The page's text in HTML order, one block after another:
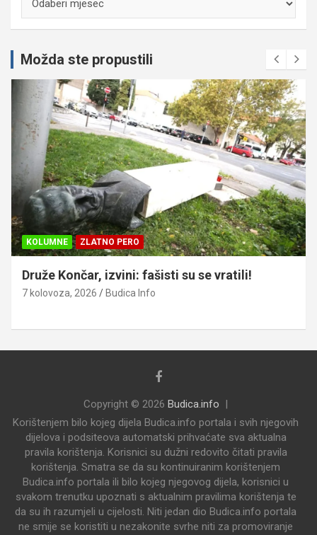
Možda ste propustili
KOLUMNE ZLATNO PERO
Druže Končar, izvini: fašisti su se vratili!
7 kolovoza, 2026 Budica Info
Copyright © 2026 Budica.info
Korištenjem bilo kojeg dijela Budica.info portala i svih njegovih
dijelova i podsiteova automatski prihvaćate sva aktualna
pravila korištenja. Korisnici su dužni redovito čitati pravila
korištenja. Smatra se da su kontinuiranim korištenjem
Budica.info portala ili bilo kojeg njegovog dijela, korisnici u
svakom trenutku upoznati s aktualnim pravilima korištenja te
da su ih razumjeli u cijelosti. Niti jedan dio Budica.info portala
ne smije se koristiti u nezakonite svrhe niti za promoviranje